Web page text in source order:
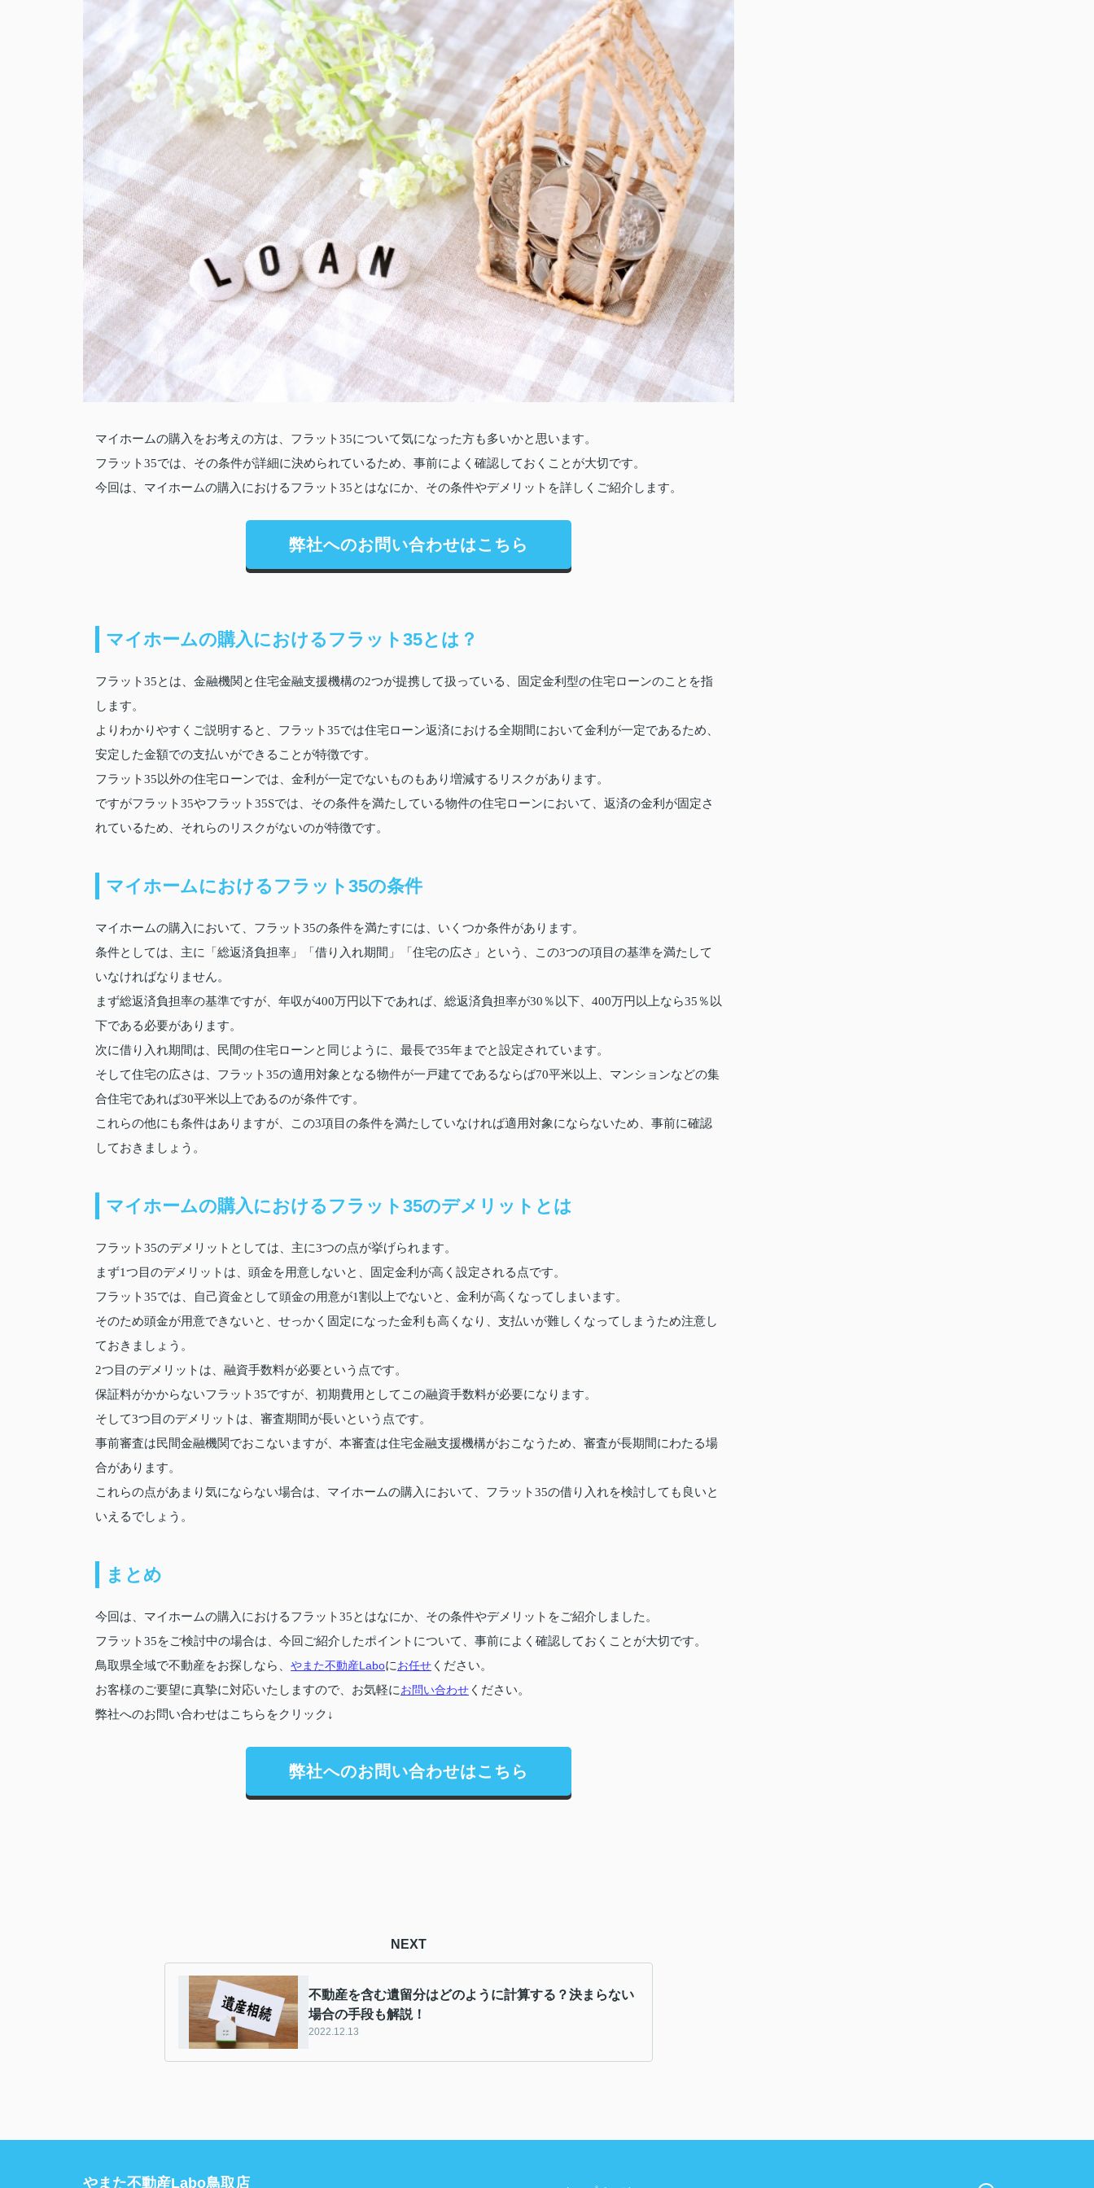
マイホームの購入をお考えの方は、フラット35について気になった方も多いかと思います。
フラット35では、その条件が詳細に決められているため、事前によく確認しておくことが大切です。
今回は、マイホームの購入におけるフラット35とはなにか、その条件やデメリットを詳しくご紹介します。
弊社へのお問い合わせはこちら
マイホームの購入におけるフラット35とは？
フラット35とは、金融機関と住宅金融支援機構の2つが提携して扱っている、固定金利型の住宅ローンのことを指
します。
よりわかりやすくご説明すると、フラット35では住宅ローン返済における全期間において金利が一定であるため、
安定した金額での支払いができることが特徴です。
フラット35以外の住宅ローンでは、金利が一定でないものもあり増減するリスクがあります。
ですがフラット35やフラット35Sでは、その条件を満たしている物件の住宅ローンにおいて、返済の金利が固定さ
れているため、それらのリスクがないのが特徴です。
マイホームにおけるフラット35の条件
マイホームの購入において、フラット35の条件を満たすには、いくつか条件があります。
条件としては、主に「総返済負担率」「借り入れ期間」「住宅の広さ」という、この3つの項目の基準を満たして
いなければなりません。
まず総返済負担率の基準ですが、年収が400万円以下であれば、総返済負担率が30％以下、400万円以上なら35％以
下である必要があります。
次に借り入れ期間は、民間の住宅ローンと同じように、最長で35年までと設定されています。
そして住宅の広さは、フラット35の適用対象となる物件が一戸建てであるならば70平米以上、マンションなどの集
合住宅であれば30平米以上であるのが条件です。
これらの他にも条件はありますが、この3項目の条件を満たしていなければ適用対象にならないため、事前に確認
しておきましょう。
マイホームの購入におけるフラット35のデメリットとは
フラット35のデメリットとしては、主に3つの点が挙げられます。
まず1つ目のデメリットは、頭金を用意しないと、固定金利が高く設定される点です。
フラット35では、自己資金として頭金の用意が1割以上でないと、金利が高くなってしまいます。
そのため頭金が用意できないと、せっかく固定になった金利も高くなり、支払いが難しくなってしまうため注意し
ておきましょう。
2つ目のデメリットは、融資手数料が必要という点です。
保証料がかからないフラット35ですが、初期費用としてこの融資手数料が必要になります。
そして3つ目のデメリットは、審査期間が長いという点です。
事前審査は民間金融機関でおこないますが、本審査は住宅金融支援機構がおこなうため、審査が長期間にわたる場
合があります。
これらの点があまり気にならない場合は、マイホームの購入において、フラット35の借り入れを検討しても良いと
いえるでしょう。
まとめ
今回は、マイホームの購入におけるフラット35とはなにか、その条件やデメリットをご紹介しました。
フラット35をご検討中の場合は、今回ご紹介したポイントについて、事前によく確認しておくことが大切です。
鳥取県全域で不動産をお探しなら、 やまた不動産Laboにお任せ ください。
お客様のご要望に真摯に対応いたしますので、お気軽にお問い合わせ ください。
弊社へのお問い合わせはこちらをクリック↓
弊社へのお問い合わせはこちら
NEXT
不動産を含む遺留分はどのように計算する？決まらない
場合の手段も解説！
2022.12.13
やまた不動産Labo鳥取店